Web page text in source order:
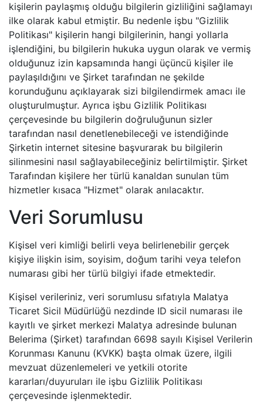
kişilerin paylaşmış olduğu bilgilerin gizliliğini sağlamayı
ilke olarak kabul etmiştir. Bu nedenle işbu "Gizlilik
Politikası" kişilerin hangi bilgilerinin, hangi yollarla
işlendiğini, bu bilgilerin hukuka uygun olarak ve vermiş
olduğunuz izin kapsamında hangi üçüncü kişiler ile
paylaşıldığını ve Şirket tarafından ne şekilde
korunduğunu açıklayarak sizi bilgilendirmek amacı ile
oluşturulmuştur. Ayrıca işbu Gizlilik Politikası
çerçevesinde bu bilgilerin doğruluğunun sizler
tarafından nasıl denetlenebileceği ve istendiğinde
Şirketin internet sitesine başvurarak bu bilgilerin
silinmesini nasıl sağlayabileceğiniz belirtilmiştir. Şirket
Tarafından kişilere her türlü kanaldan sunulan tüm
hizmetler kısaca "Hizmet" olarak anılacaktır.
Veri Sorumlusu
Kişisel veri kimliği belirli veya belirlenebilir gerçek
kişiye ilişkin isim, soyisim, doğum tarihi veya telefon
numarası gibi her türlü bilgiyi ifade etmektedir.
Kişisel verileriniz, veri sorumlusu sıfatıyla Malatya
Ticaret Sicil Müdürlüğü nezdinde ID sicil numarası ile
kayıtlı ve şirket merkezi Malatya adresinde bulunan
Belerima (Şirket) tarafından 6698 sayılı Kişisel Verilerin
Korunması Kanunu (KVKK) başta olmak üzere, ilgili
mevzuat düzenlemeleri ve yetkili otorite
kararları/duyuruları ile işbu Gizlilik Politikası
çerçevesinde işlenmektedir.